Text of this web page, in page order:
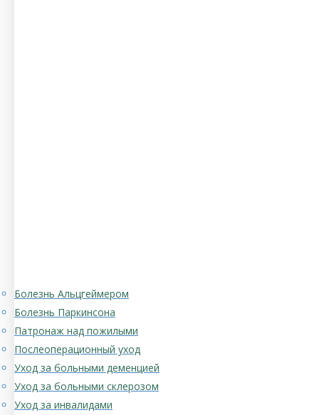
Болезнь Альцгеймером
Болезнь Паркинсона
Патронаж над пожилыми
Послеоперационный уход
Уход за больными деменцией
Уход за больными склерозом
Уход за инвалидами